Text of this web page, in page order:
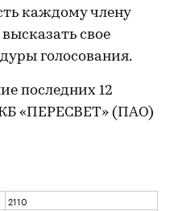
2110
каждому члену
свое
голосования.
последних 12
«ПЕРЕСВЕТ» (ПАО)